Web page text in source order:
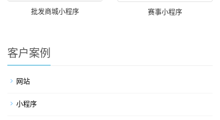
批发商城小程序 赛事小程序
客户案例
网站
小程序